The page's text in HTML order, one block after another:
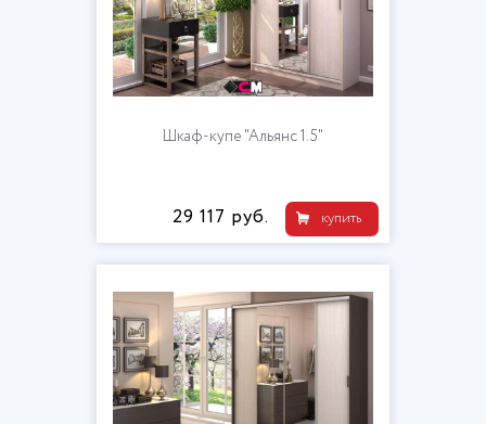
Шкаф-купе "Альянс 1.5"
купить
29 117 руб.